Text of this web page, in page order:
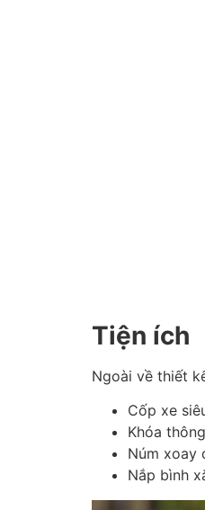
Tiện ích
Ngoài về thiết
Cốp xe
Khóa
Núm xoay
Nắp bình